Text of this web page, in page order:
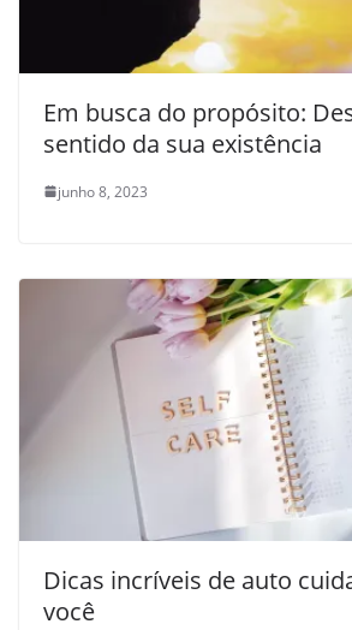
Em busca do propósito:
sentido da sua existência
junho 8, 2023
Dicas incríveis de auto
você